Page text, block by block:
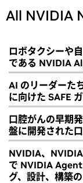
All NVIDIA
ロボタクシーや
である NVIDIA
AI のリーダーた
に向けた SAFE
口腔がんの早期
盤に開発された
NVIDIA、
で NVIDIA
グ、設計、構築